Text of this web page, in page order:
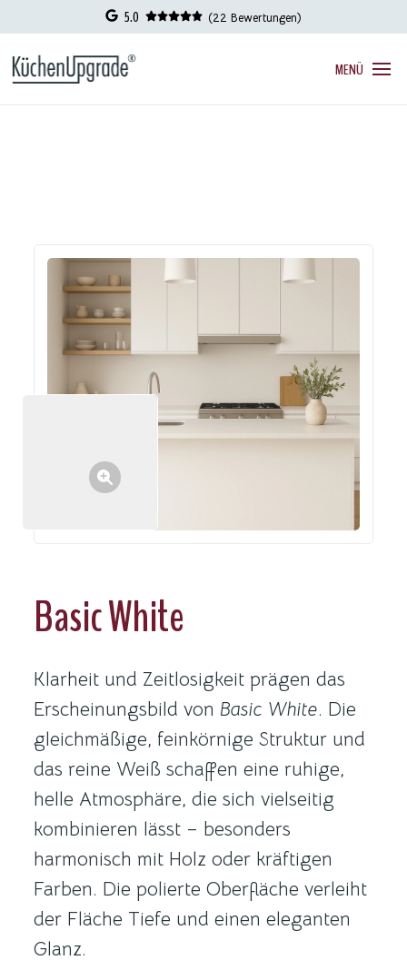
5.0 (22 Bewertungen)
MENÜ
Basic White
Klarheit und Zeitlosigkeit prägen das
Erscheinungsbild von Basic White. Die
gleichmäßige, feinkörnige Struktur und
das reine Weiß schaffen eine ruhige,
helle Atmosphäre, die sich vielseitig
kombinieren lässt – besonders
harmonisch mit Holz oder kräftigen
Farben. Die polierte Oberfläche verleiht
der Fläche Tiefe und einen eleganten
Glanz.